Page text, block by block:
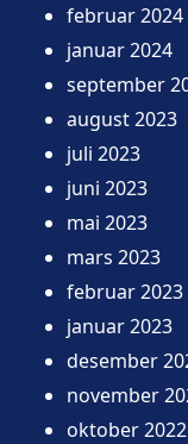
februar 2024
januar 2024
september
august 2023
juli 2023
juni 2023
mai 2023
mars 2023
februar 2023
januar 2023
desember
november
oktober 2022